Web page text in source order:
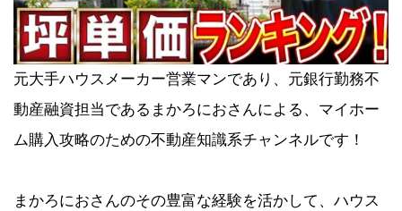
元大手ハウスメーカー営業マンであり、元銀行勤務不
動産融資担当であるまかろにおさんによる、マイホー
ム購入攻略のための不動産知識系チャンネルです！
まかろにおさんのその豊富な経験を活かして、ハウス